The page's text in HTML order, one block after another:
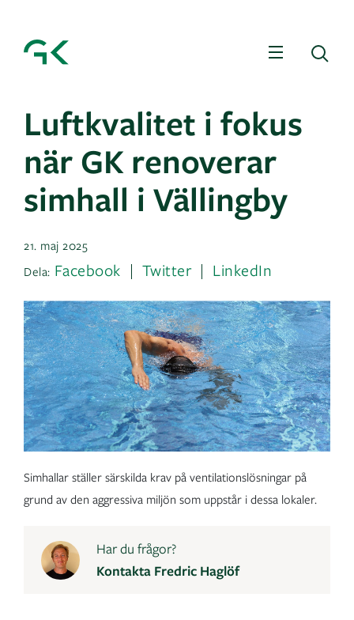
Meny
Luftkvalitet i fokus
när GK renoverar
simhall i Vällingby
21. maj 2025
Dela: Facebook Twitter LinkedIn
Simhallar ställer särskilda krav på ventilationslösningar på
grund av den aggressiva miljön som uppstår i dessa lokaler.
Har du frågor?
Kontakta Fredric Haglöf